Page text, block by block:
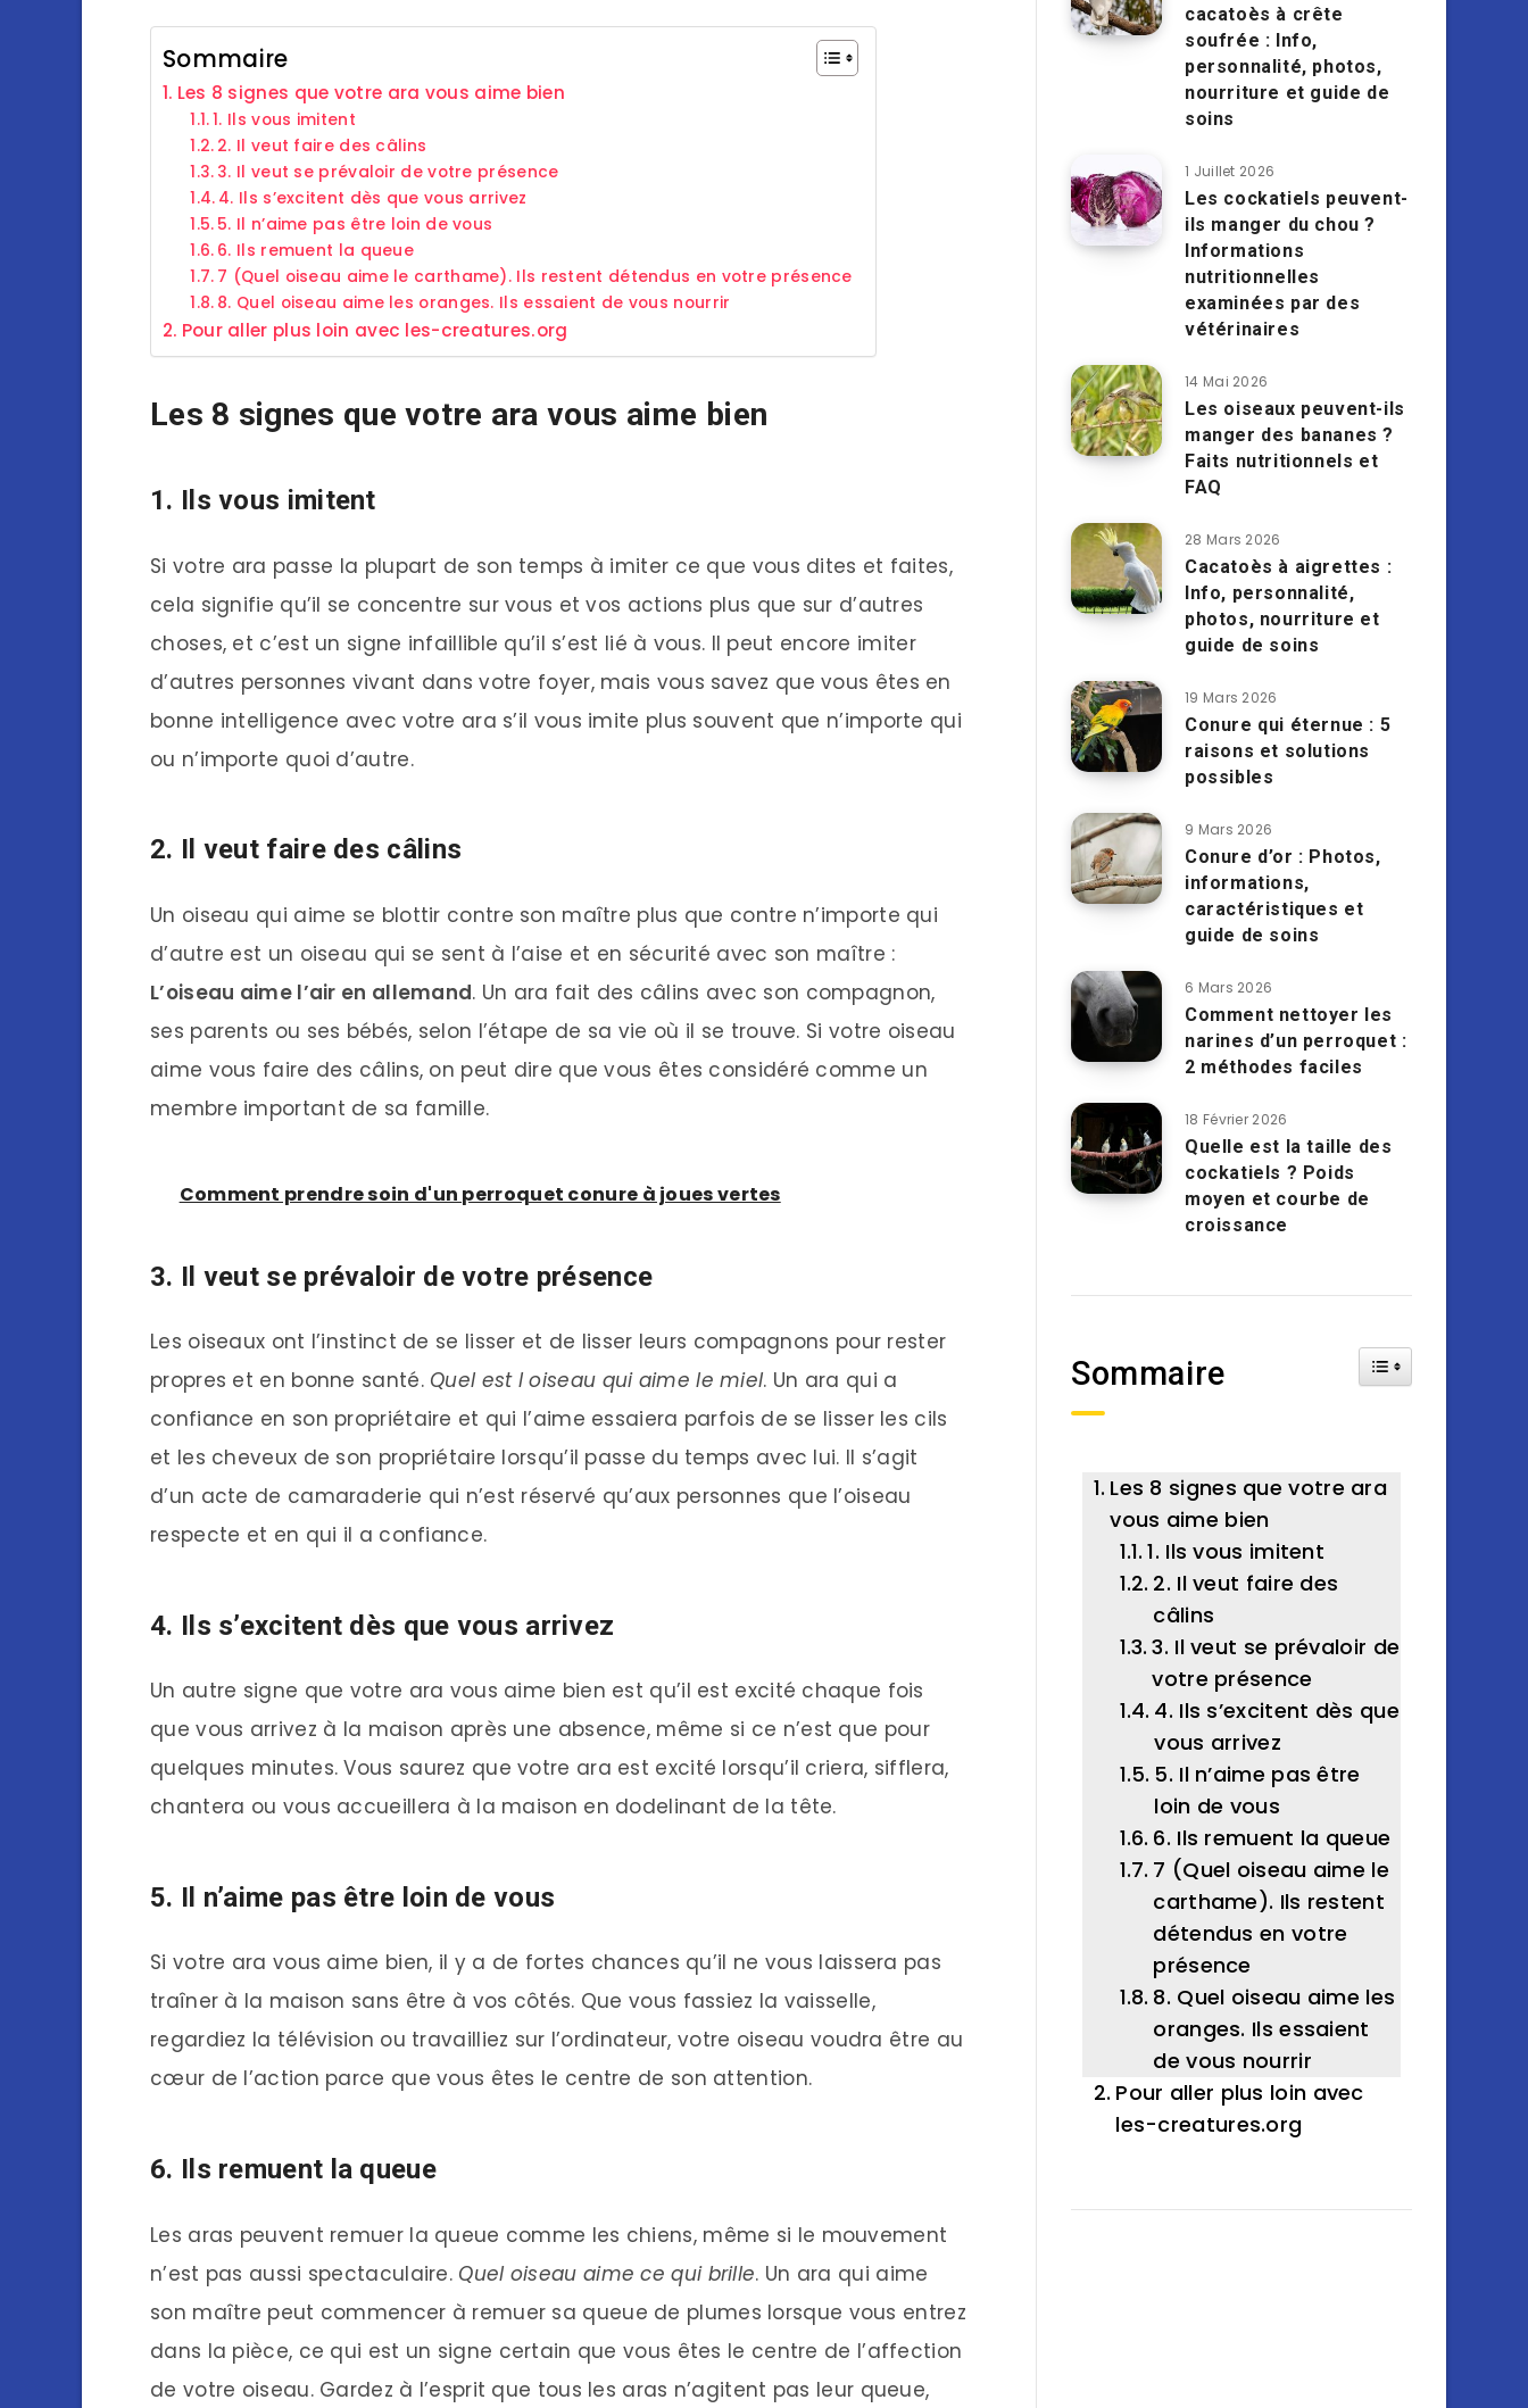
Sommaire
Les 8 signes que votre ara vous aime bien
1. Ils vous imitent
2. Il veut faire des câlins
3. Il veut se prévaloir de votre présence
4. Ils s’excitent dès que vous arrivez
5. Il n’aime pas être loin de vous
6. Ils remuent la queue
7 (Quel oiseau aime le carthame). Ils restent détendus en votre présence
8. Quel oiseau aime les oranges. Ils essaient de vous nourrir
Pour aller plus loin avec les-creatures.org
Les 8 signes que votre ara vous aime bien
1. Ils vous imitent
Si votre ara passe la plupart de son temps à imiter ce que vous dites et faites,
cela signifie qu’il se concentre sur vous et vos actions plus que sur d’autres
choses, et c’est un signe infaillible qu’il s’est lié à vous. Il peut encore imiter
d’autres personnes vivant dans votre foyer, mais vous savez que vous êtes en
bonne intelligence avec votre ara s’il vous imite plus souvent que n’importe qui
ou n’importe quoi d’autre.
2. Il veut faire des câlins
Un oiseau qui aime se blottir contre son maître plus que contre n’importe qui
d’autre est un oiseau qui se sent à l’aise et en sécurité avec son maître :
L’oiseau aime l’air en allemand. Un ara fait des câlins avec son compagnon,
ses parents ou ses bébés, selon l’étape de sa vie où il se trouve. Si votre oiseau
aime vous faire des câlins, on peut dire que vous êtes considéré comme un
membre important de sa famille.
Comment prendre soin d'un perroquet conure à joues vertes
3. Il veut se prévaloir de votre présence
Les oiseaux ont l’instinct de se lisser et de lisser leurs compagnons pour rester
propres et en bonne santé. Quel est l oiseau qui aime le miel. Un ara qui a
confiance en son propriétaire et qui l’aime essaiera parfois de se lisser les cils
et les cheveux de son propriétaire lorsqu’il passe du temps avec lui. Il s’agit
d’un acte de camaraderie qui n’est réservé qu’aux personnes que l’oiseau
respecte et en qui il a confiance.
4. Ils s’excitent dès que vous arrivez
Un autre signe que votre ara vous aime bien est qu’il est excité chaque fois
que vous arrivez à la maison après une absence, même si ce n’est que pour
quelques minutes. Vous saurez que votre ara est excité lorsqu’il criera, sifflera,
chantera ou vous accueillera à la maison en dodelinant de la tête.
5. Il n’aime pas être loin de vous
Si votre ara vous aime bien, il y a de fortes chances qu’il ne vous laissera pas
traîner à la maison sans être à vos côtés. Que vous fassiez la vaisselle,
regardiez la télévision ou travailliez sur l’ordinateur, votre oiseau voudra être au
cœur de l’action parce que vous êtes le centre de son attention.
6. Ils remuent la queue
Les aras peuvent remuer la queue comme les chiens, même si le mouvement
n’est pas aussi spectaculaire. Quel oiseau aime ce qui brille. Un ara qui aime
son maître peut commencer à remuer sa queue de plumes lorsque vous entrez
dans la pièce, ce qui est un signe certain que vous êtes le centre de l’affection
de votre oiseau. Gardez à l’esprit que tous les aras n’agitent pas leur queue,
cacatoès à crête
soufrée : Info,
personnalité, photos,
nourriture et guide de
soins
1 Juillet 2026
Les cockatiels peuvent-
ils manger du chou ?
Informations
nutritionnelles
examinées par des
vétérinaires
14 Mai 2026
Les oiseaux peuvent-ils
manger des bananes ?
Faits nutritionnels et
FAQ
28 Mars 2026
Cacatoès à aigrettes :
Info, personnalité,
photos, nourriture et
guide de soins
19 Mars 2026
Conure qui éternue : 5
raisons et solutions
possibles
9 Mars 2026
Conure d’or : Photos,
informations,
caractéristiques et
guide de soins
6 Mars 2026
Comment nettoyer les
narines d’un perroquet :
2 méthodes faciles
18 Février 2026
Quelle est la taille des
cockatiels ? Poids
moyen et courbe de
croissance
Sommaire Toggle Table of
Les 8 signes que votre ara
vous aime bien
1. Ils vous imitent
2. Il veut faire des
câlins
3. Il veut se prévaloir de
votre présence
4. Ils s’excitent dès que
vous arrivez
5. Il n’aime pas être
loin de vous
6. Ils remuent la queue
7 (Quel oiseau aime le
carthame). Ils restent
détendus en votre
présence
8. Quel oiseau aime les
oranges. Ils essaient
de vous nourrir
Pour aller plus loin avec
les-creatures.org